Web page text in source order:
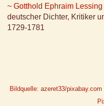
~ Gotthold Ephraim Lessing
deutscher Dichter, Kritiker
1729-1781
Bildquelle: azeret33/pixabay.com